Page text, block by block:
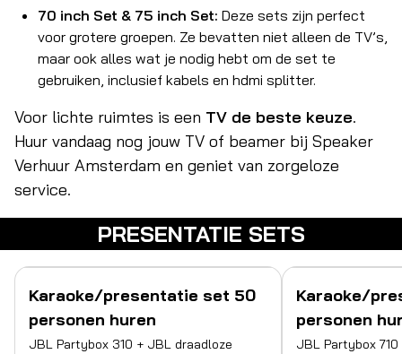
70 inch Set & 75 inch Set: Deze sets zijn perfect
voor grotere groepen. Ze bevatten niet alleen de TV’s,
maar ook alles wat je nodig hebt om de set te
gebruiken, inclusief kabels en hdmi splitter.
Voor lichte ruimtes is een TV de beste keuze.
Huur vandaag nog jouw TV of beamer bij Speaker
Verhuur Amsterdam en geniet van zorgeloze
service.
PRESENTATIE SETS
Karaoke/presentatie set 50
personen huren
JBL Partybox 310 + JBL draadloze
Karaoke/
personen
JBL Partybox